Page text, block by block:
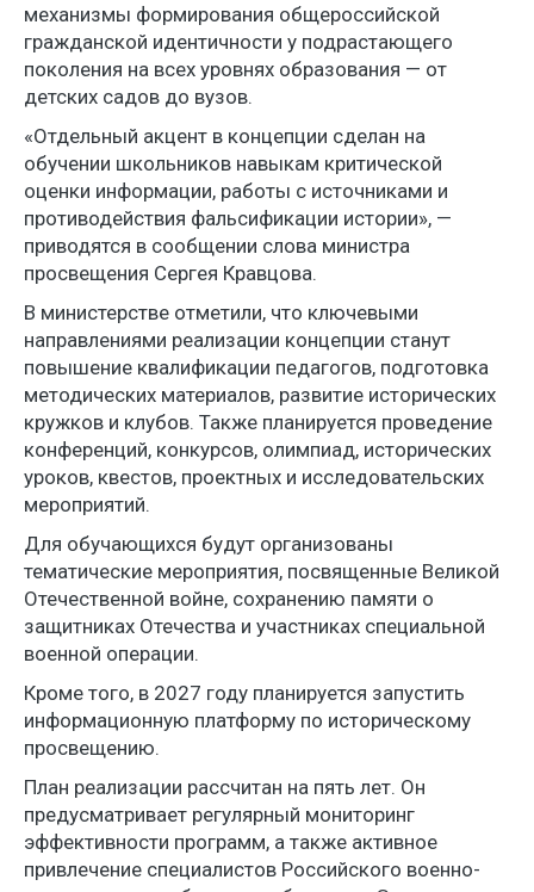
механизмы формирования общероссийской
гражданской идентичности у подрастающего
поколения на всех уровнях образования — от
детских садов до вузов.
«Отдельный акцент в концепции сделан на
обучении школьников навыкам критической
оценки информации, работы с источниками и
противодействия фальсификации истории», —
приводятся в сообщении слова министра
просвещения Сергея Кравцова.
В министерстве отметили, что ключевыми
направлениями реализации концепции станут
повышение квалификации педагогов, подготовка
методических материалов, развитие исторических
кружков и клубов. Также планируется проведение
конференций, конкурсов, олимпиад, исторических
уроков, квестов, проектных и исследовательских
мероприятий.
Для обучающихся будут организованы
тематические мероприятия, посвященные Великой
Отечественной войне, сохранению памяти о
защитниках Отечества и участниках специальной
военной операции.
Кроме того, в 2027 году планируется запустить
информационную платформу по историческому
просвещению.
План реализации рассчитан на пять лет. Он
предусматривает регулярный мониторинг
эффективности программ, а также активное
привлечение специалистов Российского военно-